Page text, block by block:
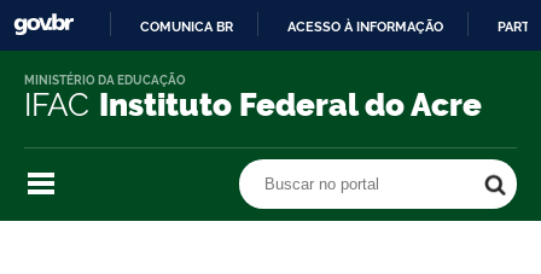
O
COMUNICA BR ACESSO À INFORMAÇÃO
IFAC Instituto Federal do Acre
MINISTÉRIO DA EDUCAÇÃO
Buscar no portal